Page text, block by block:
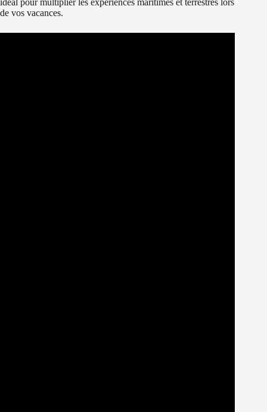
idéal pour multiplier les expériences maritimes et terrestres lors
de vos vacances.